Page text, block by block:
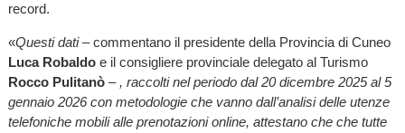
record.
«Questi dati– commentano il presidente della Provincia di Cuneo
Luca Robaldoe il consigliere provinciale delegato al Turismo
Rocco Pulitanò – , raccolti nel periodo dal 20 dicembre 2025 al 5
gennaio 2026 con metodologie che vanno dall’analisi delle utenze
telefoniche mobili alle prenotazioni online, attestano che che tutte